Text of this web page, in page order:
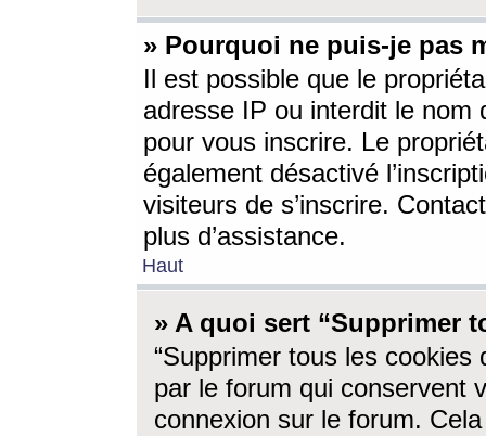
» Pourquoi ne puis-je pas
Il est possible que le
adresse IP ou interdit le nom
pour vous inscrire. Le
également désactivé
visiteurs de s’inscrire.
plus d’assistance.
Haut
» A quoi sert “Supprimer
“Supprimer tous les cookies
par le forum qui conservent
connexion sur le forum.